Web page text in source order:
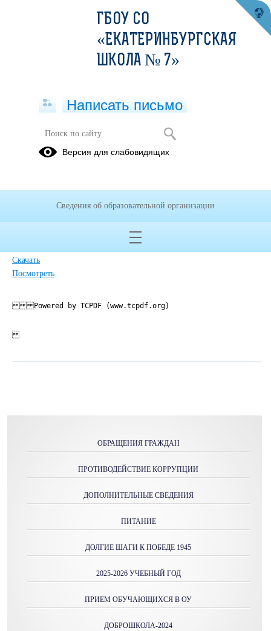
Положение о перемещении
ГКОУ СО Екатеринбургская школа
Скачать
Посмотреть
Powered by TCPDF (www.tcpdf.org)
ОБРАЩЕНИЯ ГРАЖДАН
ПРОТИВОДЕЙСТВИЕ КОРРУПЦИИ
ДОПОЛНИТЕЛЬНЫЕ СВЕДЕНИЯ
ПИТАНИЕ
ДОЛГИЕ ШАГИ К ПОБЕДЕ 1945
2025-2026 УЧЕБНЫЙ ГОД
ПРИЕМ ОБУЧАЮЩИХСЯ В ОУ
ДОБРОШКОЛА-2024
ГБОУ СО
«ЕКАТЕРИНБУРГСКАЯ
ШКОЛА № 7»
Написать письмо
Версия для слабовидящих
Сведения об образовательной организации